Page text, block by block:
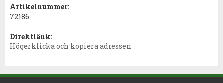
Artikelnummer:
72186
Direktlänk:
Högerklicka och kopiera adressen